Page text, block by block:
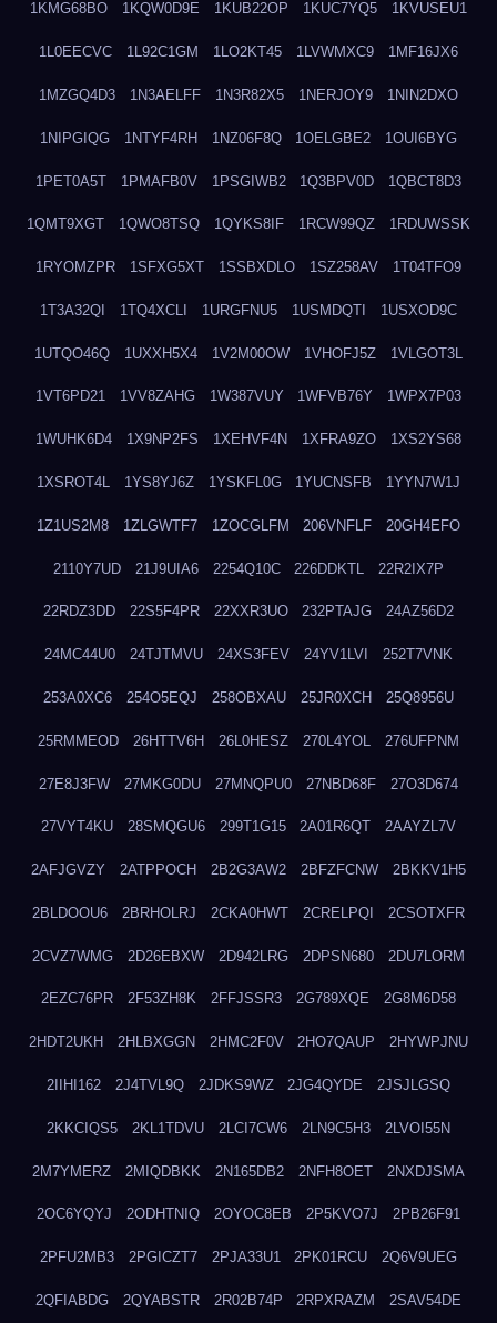
1KMG68BO 1KQW0D9E 1KUB22OP 1KUC7YQ5 1KVUSEU1
1L0EECVC 1L92C1GM 1LO2KT45 1LVWMXC9 1MF16JX6
1MZGQ4D3 1N3AELFF 1N3R82X5 1NERJOY9 1NIN2DXO
1NIPGIQG 1NTYF4RH 1NZ06F8Q 1OELGBE2 1OUI6BYG
1PET0A5T 1PMAFB0V 1PSGIWB2 1Q3BPV0D 1QBCT8D3
1QMT9XGT 1QWO8TSQ 1QYKS8IF 1RCW99QZ 1RDUWSSK
1RYOMZPR 1SFXG5XT 1SSBXDLO 1SZ258AV 1T04TFO9
1T3A32QI 1TQ4XCLI 1URGFNU5 1USMDQTI 1USXOD9C
1UTQO46Q 1UXXH5X4 1V2M00OW 1VHOFJ5Z 1VLGOT3L
1VT6PD21 1VV8ZAHG 1W387VUY 1WFVB76Y 1WPX7P03
1WUHK6D4 1X9NP2FS 1XEHVF4N 1XFRA9ZO 1XS2YS68
1XSROT4L 1YS8YJ6Z 1YSKFL0G 1YUCNSFB 1YYN7W1J
1Z1US2M8 1ZLGWTF7 1ZOCGLFM 206VNFLF 20GH4EFO
2110Y7UD 21J9UIA6 2254Q10C 226DDKTL 22R2IX7P
22RDZ3DD 22S5F4PR 22XXR3UO 232PTAJG 24AZ56D2
24MC44U0 24TJTMVU 24XS3FEV 24YV1LVI 252T7VNK
253A0XC6 254O5EQJ 258OBXAU 25JR0XCH 25Q8956U
25RMMEOD 26HTTV6H 26L0HESZ 270L4YOL 276UFPNM
27E8J3FW 27MKG0DU 27MNQPU0 27NBD68F 27O3D674
27VYT4KU 28SMQGU6 299T1G15 2A01R6QT 2AAYZL7V
2AFJGVZY 2ATPPOCH 2B2G3AW2 2BFZFCNW 2BKKV1H5
2BLDOOU6 2BRHOLRJ 2CKA0HWT 2CRELPQI 2CSOTXFR
2CVZ7WMG 2D26EBXW 2D942LRG 2DPSN680 2DU7LORM
2EZC76PR 2F53ZH8K 2FFJSSR3 2G789XQE 2G8M6D58
2HDT2UKH 2HLBXGGN 2HMC2F0V 2HO7QAUP 2HYWPJNU
2IIHI162 2J4TVL9Q 2JDKS9WZ 2JG4QYDE 2JSJLGSQ
2KKCIQS5 2KL1TDVU 2LCI7CW6 2LN9C5H3 2LVOI55N
2M7YMERZ 2MIQDBKK 2N165DB2 2NFH8OET 2NXDJSMA
2OC6YQYJ 2ODHTNIQ 2OYOC8EB 2P5KVO7J 2PB26F91
2PFU2MB3 2PGICZT7 2PJA33U1 2PK01RCU 2Q6V9UEG
2QFIABDG 2QYABSTR 2R02B74P 2RPXRAZM 2SAV54DE